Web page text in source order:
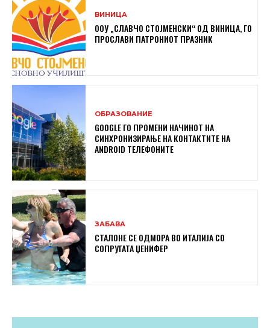
ВИНИЦА
ООУ „СЛАВЧО СТОЈМЕНСКИ“ ОД ВИНИЦА, ГО
ПРОСЛАВИ ПАТРОНИОТ ПРАЗНИК
ОБРАЗОВАНИЕ
GOOGLE ГО ПРОМЕНИ НАЧИНОТ НА
СИНХРОНИЗИРАЊЕ НА КОНТАКТИТЕ НА
ANDROID ТЕЛЕФОНИТЕ
ЗАБАВА
СТАЛОНЕ СЕ ОДМОРА ВО ИТАЛИЈА СО
СОПРУГАТА ЏЕНИФЕР